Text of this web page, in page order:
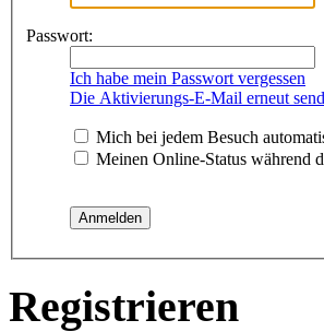
Passwort:
Ich habe mein Passwort vergessen
Die Aktivierungs-E-Mail erneut
Mich bei jedem Besuch
Meinen Online-Status während
Registrieren